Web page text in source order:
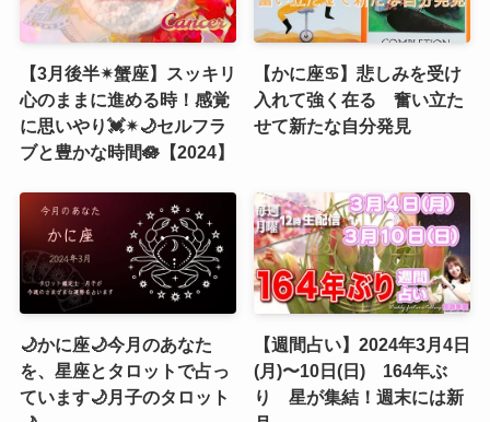
【3月後半✴︎蟹座】スッキリ
心のままに進める時！感覚
に思いやり💓✴︎🌙セルフラ
ブと豊かな時間🪷【2024】
【かに座♋】悲しみを受け
入れて強く在る 奮い立た
せて新たな自分発見
🌙かに座🌙今月のあなた
を、星座とタロットで占っ
ています🌙月子のタロット
【週間占い】2024年3月4日
(月)〜10日(日) 164年ぶ
り 星が集結！週末には新